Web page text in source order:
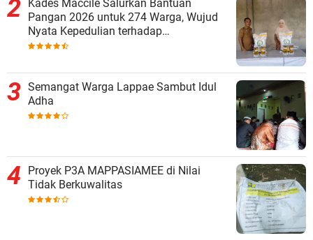
Kades Maccile Salurkan Bantuan
Pangan 2026 untuk 274 Warga, Wujud
Nyata Kepedulian terhadap
Kesejahteraan Masyarakat
Semangat Warga Lappae Sambut Idul
Adha
Proyek P3A MAPPASIAMEE di Nilai
Tidak Berkuwalitas